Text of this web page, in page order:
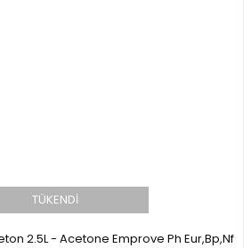
TÜKENDİ
2.5L - Acetone Emprove Ph Eur,Bp,Nf